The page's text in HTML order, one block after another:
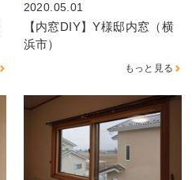
2020.05.01
【内窓DIY】Y様邸内窓（横
浜市）
もっと見る